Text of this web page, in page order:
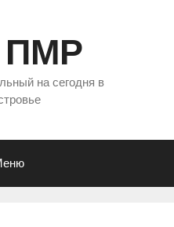
ПМР
на сегодня в